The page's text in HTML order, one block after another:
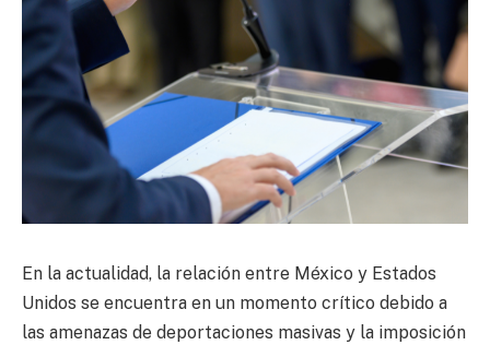
En la actualidad, la relación entre México y Estados
Unidos se encuentra en un momento crítico debido a
las amenazas de deportaciones masivas y la imposición